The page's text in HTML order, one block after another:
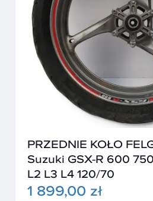
PRZEDNIE KOŁO
Suzuki GSX-R 600
L2 L3 L4 120/70
1 899,00 zł